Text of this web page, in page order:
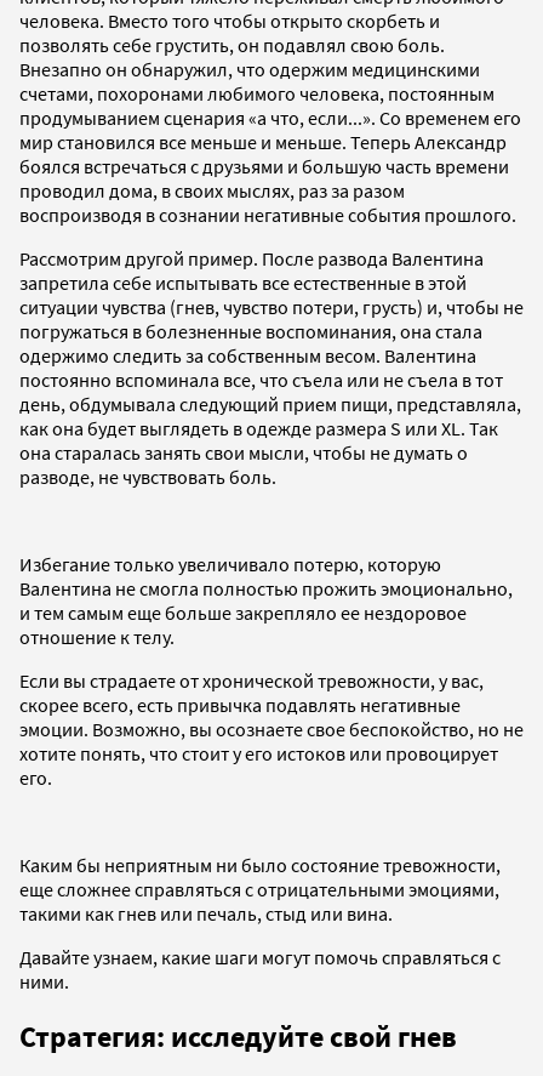
человека. Вместо того чтобы открыто скорбеть и
позволять себе грустить, он подавлял свою боль.
Внезапно он обнаружил, что одержим медицинскими
счетами, похоронами любимого человека, постоянным
продумыванием сценария «а что, если...». Со временем его
мир становился все меньше и меньше. Теперь Александр
боялся встречаться с друзьями и большую часть времени
проводил дома, в своих мыслях, раз за разом
воспроизводя в сознании негативные события прошлого.
Рассмотрим другой пример. После развода Валентина
запретила себе испытывать все естественные в этой
ситуации чувства (гнев, чувство потери, грусть) и, чтобы не
погружаться в болезненные воспоминания, она стала
одержимо следить за собственным весом. Валентина
постоянно вспоминала все, что съела или не съела в тот
день, обдумывала следующий прием пищи, представляла,
как она будет выглядеть в одежде размера S или XL. Так
она старалась занять свои мысли, чтобы не думать о
разводе, не чувствовать боль.
Избегание только увеличивало потерю, которую
Валентина не смогла полностью прожить эмоционально,
и тем самым еще больше закрепляло ее нездоровое
отношение к телу.
Если вы страдаете от хронической тревожности, у вас,
скорее всего, есть привычка подавлять негативные
эмоции. Возможно, вы осознаете свое беспокойство, но не
хотите понять, что стоит у его истоков или провоцирует
его.
Каким бы неприятным ни было состояние тревожности,
еще сложнее справляться с отрицательными эмоциями,
такими как гнев или печаль, стыд или вина.
Давайте узнаем, какие шаги могут помочь справляться с
ними.
Стратегия: исследуйте свой гнев